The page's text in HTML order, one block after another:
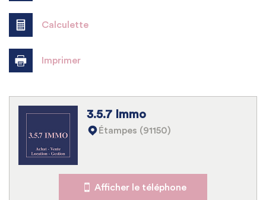
Bar
Collège
École maternelle
École primaire
Calculette
Imprimer
3.5.7 Immo
Étampes (91150)
Afficher le téléphone